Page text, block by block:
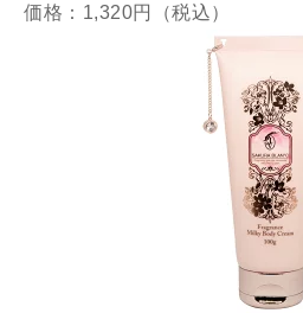
価格：1,320円（税込）